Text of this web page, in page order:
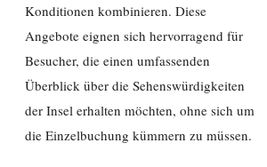
Konditionen kombinieren. Diese
Angebote eignen sich hervorragend für
Besucher, die einen umfassenden
Überblick über die Sehenswürdigkeiten
der Insel erhalten möchten, ohne sich um
die Einzelbuchung kümmern zu müssen.